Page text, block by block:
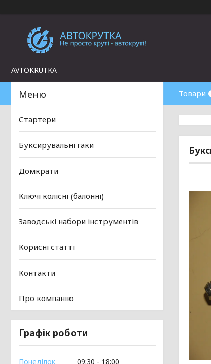
AVTOKRUTKA
Товари
Стартери
Буксирувальні гаки
Домкрати
Ключі колісні (балонні)
Заводські набори інструментів
Корисні статті
Контакти
Про компанію
Графік роботи
Понеділок 09:30
18:00